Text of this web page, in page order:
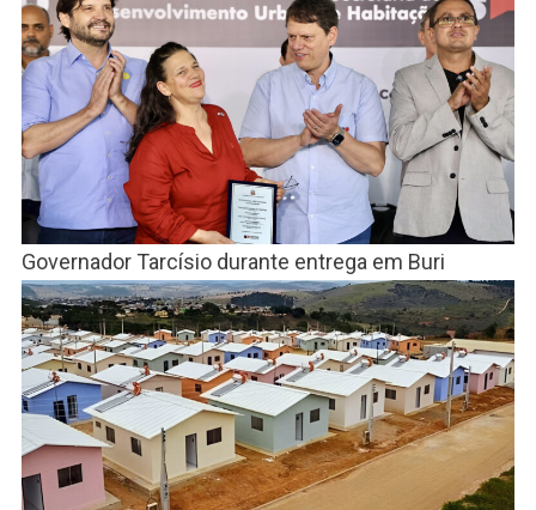
Governador Tarcísio durante entrega em Buri